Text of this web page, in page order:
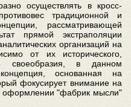
осуществлять в кросс-
традиционной и
рассматривающей
прямой экстраполяции
организаций на
от их исторического,
своеобразия, в данном
основанная на
фокусирует внимание на
оформлении "фабрик мысли"